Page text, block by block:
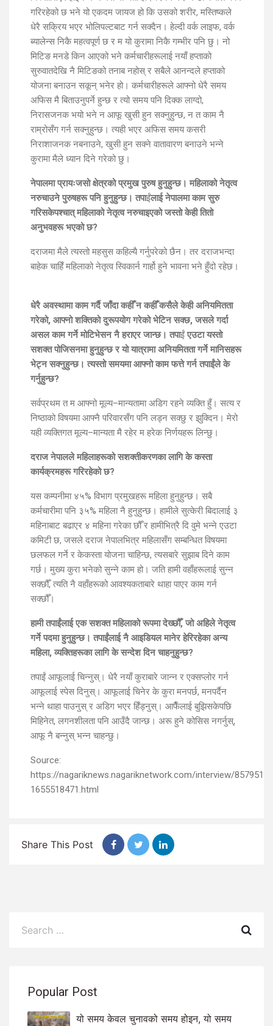
गरिरहेको छ भने यो एकदम जायज हो कि उसको शरीर, मस्तिष्कले
धेरै सक्रिय भएर भोलिपल्टबाट गर्न सक्दैन। हेल्दी वर्क लाइफ, वर्क
ब्यालेन्स निकै महत्वपूर्ण छ र म यो कुरामा निकै गम्भीर पनि छु। नो
मिटिङ मनडे किन आएको भने कर्मचारीहरूलाई नयाँ हप्ताको
सुरुवातदेखि नै मिटिङको तनाब नहोस् र सबैले आनन्दले हप्ताको
योजना बनाउन सकून् भनेर हो। कर्मचारीहरूले आफ्नो धेरै समय
अफिस मै बिताउनुपर्ने हुन्छ र त्यो समय पनि दिक्क लाग्दो,
निरासजनक भयो भने न आफू खुसी हुन सक्नुहुन्छ, न त काम नै
राम्रोसँग गर्न सक्नुहुन्छ। त्यही भएर अफिस समय कसरी
निराशाजनक नबनाउने, खुसी हुन सक्ने वातावारण बनाउने भन्ने
कुरामा मैले ध्यान दिने गरेको छु।
नेपालमा प्रायःजसो क्षेत्रको प्रमुख पुरुष हुनुहुन्छ। महिलाको नेतृत्व
नरुचाउने पुरुषहरू पनि हुनुहुन्छ। तपाईंलाई नेपालमा काम सुरु
गरिसकेपश्चात् महिलाको नेतृत्व नरुचाइएको जस्तो केही तितो
अनुभवहरू भएको छ?
दराजमा मैले त्यस्तो महसुस कहिल्यै गर्नुपरेको छैन। तर दराजभन्दा
बाहेक चाहिँ महिलाको नेतृत्व स्विकार्न गार्हो हुने भावना भने हुँदो रहेछ।
धेरै अवस्थामा काम गर्दै जाँदा कहीँ न कहीँ कसैले केही अनियमितता
गरेको, आफ्नो शक्तिको दुरूपयोग गरेको भेटिन सक्छ, जसले गर्दा
असल काम गर्ने मोटिभेसन नै हराएर जान्छ। तपाईंएउटा यस्तो
सशक्त पोजिसनमा हुनुहुन्छ र यो यात्रामा अनियमितता गर्ने मानिसहरू
भेट्न सक्नुहुन्छ। त्यस्तो समयमा आफ्नो काम फत्ते गर्न तपाईंले के
गर्नुहुन्छ?
सर्वप्रथम त म आफ्नो मूल्य–मान्यतामा अडिग रहने व्यक्ति हुँ। सत्य र
निष्ठाको विषयमा आफ्नै परिवारसँग पनि लड्न सक्छु र झुक्दिन। मेरो
यही व्यक्तिगत मूल्य–मान्यता मै रहेर म हरेक निर्णयहरू लिन्छु।
दराज नेपालले महिलाहरूको सशक्तीकरणका लागि के कस्ता
कार्यक्रमहरू गरिरहेको छ?
यस कम्पनीमा ४५% विभाग प्रमुखहरू महिला हुनुहुन्छ। सबै
कर्मचारीमा पनि ३५% महिला नै हुनुहुन्छ। हामीले सुत्केरी बिदालाई ३
महिनाबाट बढाएर ४ महिना गरेका छौँ र हामीभित्रै दि वुमे भन्ने एउटा
कमिटी छ, जसले दराज नेपालभित्र महिलासँग सम्बन्धित विषयमा
छलफल गर्ने र केकस्ता योजना चाहिन्छ, त्यसबारे सुझाब दिने काम
गर्छ। मुख्य कुरा भनेको सुन्ने काम हो। जति हामी वहाँहरूलाई सुन्न
सक्छौँ, त्यति नै वहाँहरूको आवश्यकताबारे थाहा पाएर काम गर्न
सक्छौँ।
हामी तपाईंलाई एक सशक्त महिलाको रूपमा देख्छौँ, जो अहिले नेतृत्व
गर्ने पदमा हुनुहुन्छ। तपाईंलाई नै आइडियल मानेर हेरिरहेका अन्य
महिला, व्यक्तिहरूका लागि के सन्देश दिन चाहनुहुन्छ?
तपाईं आफूलाई चिन्नुस्। धेरै नयाँ कुराबारे जान्न र एक्सप्लोर गर्न
आफूलाई स्पेस दिनुस्। आफूलाई चिनेर के कुरा मनपर्छ, मनपर्दैन
भन्ने थाहा पाउनुस् र अडिग भएर हिँड्नुस्। आफैँलाई बुझिसकेपछि
मिहिनेत, लगनशीलता पनि आउँदै जान्छ। अरू हुने कोसिस नगर्नुस्,
आफू नै बन्नुस् भन्न चाहन्छु।
Source:
https://nagariknews.nagariknetwork.com/interview/857951-
1655518471.html
Share This Post
Popular Post
यो समय केवल चुनावको समय होइन, यो समय